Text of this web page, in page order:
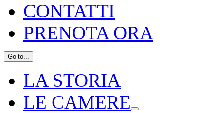
CONTATTI
PRENOTA ORA
Go to...
LA STORIA
LE CAMERE